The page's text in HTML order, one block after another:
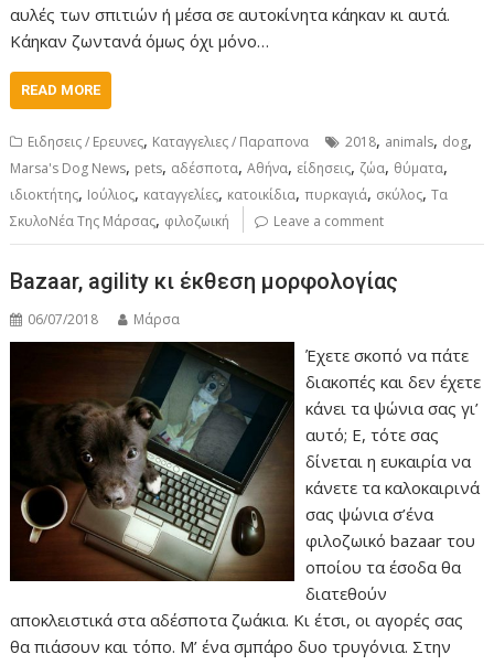
αυλές των σπιτιών ή μέσα σε αυτοκίνητα κάηκαν κι αυτά.
Κάηκαν ζωντανά όμως όχι μόνο…
READ MORE
Ειδησεις / Ερευνες, Καταγγελιες / Παραπονα 2018, animals, dog,
Marsa's Dog News, pets, αδέσποτα,Αθήνα, είδησεις, ζώα, θύματα,
ιδιοκτήτης, Ιούλιος, καταγγελίες, κατοικίδια,πυρκαγιά, σκύλος,Τα
ΣκυλοΝέα Της Μάρσας, φιλοζωική Leave a comment
Bazaar, agility κι έκθεση μορφολογίας
06/07/2018 Μάρσα
Έχετε σκοπό να πάτε
διακοπές και δεν έχετε
κάνει τα ψώνια σας γι’
αυτό; Ε, τότε σας
δίνεται η ευκαιρία να
κάνετε τα καλοκαιρινά
σας ψώνια σ’ένα
φιλοζωικό bazaar του
οποίου τα έσοδα θα
διατεθούν
αποκλειστικά στα αδέσποτα ζωάκια. Κι έτσι, οι αγορές σας
θα πιάσουν και τόπο. Μ’ ένα σμπάρο δυο τρυγόνια. Στην